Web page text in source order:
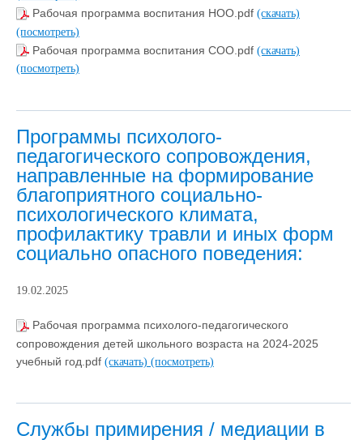
Рабочая программа воспитания НОО.pdf (скачать)
(посмотреть)
Рабочая программа воспитания СОО.pdf (скачать)
(посмотреть)
Программы психолого-
педагогического сопровождения,
направленные на формирование
благоприятного социально-
психологического климата,
профилактику травли и иных форм
социально опасного поведения:
19.02.2025
Рабочая программа психолого-педагогического
сопровождения детей школьного возраста на 2024-2025
учебный год.pdf (скачать) (посмотреть)
Службы примирения / медиации в